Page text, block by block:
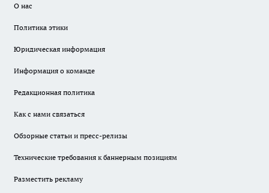
О нас
Политика этики
Юридическая информация
Информация о команде
Редакционная политика
Как с нами связаться
Обзорные статьи и пресс-релизы
Технические требования к баннерным позициям
Разместить рекламу